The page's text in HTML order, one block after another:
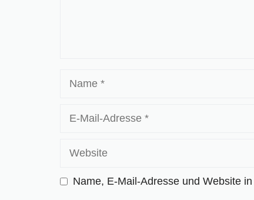
Name, E-Mail-Adresse und Website